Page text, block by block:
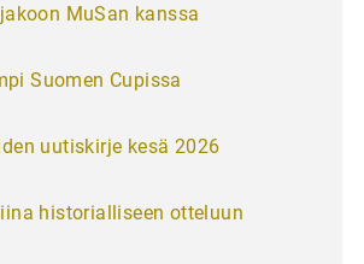
MuSan kanssa
Suomen Cupissa
uutiskirje kesä 2026
historialliseen otteluun